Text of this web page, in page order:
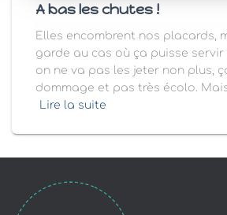
A bas les chutes !
Elles encombrent nos placards,
garde au cas où ça puisse servir
on ne va pas les jeter non plus,
dommage et pas très écolo.
Lire la suite